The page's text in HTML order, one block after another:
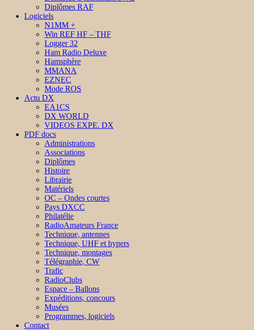
Diplômes RAF
Logiciels
N1MM +
Win REF HF – THF
Logger 32
Ham Radio Deluxe
Hamsphère
MMANA
EZNEC
Mode ROS
Actu DX
EA1CS
DX WORLD
VIDEOS EXPE. DX
PDF docs
Administrations
Associations
Diplômes
Histoire
Librairie
Matériels
OC – Ondes courtes
Pays DXCC
Philatélie
RadioAmateurs France
Technique, antennes
Technique, UHF et hypers
Technique, montages
Télégraphie, CW
Trafic
RadioClubs
Espace – Ballons
Expéditions, concours
Musées
Programmes, logiciels
Contact